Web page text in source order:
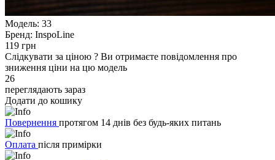
Модель: 33
Бренд: InspoLine
119 грн
Слідкувати за ціною ? Ви отримаєте повідомлення про
зниження ціни на цю модель
26
переглядають зараз
Додати до кошику
Повернення протягом 14 днів без будь-яких питань
Оплата після примірки